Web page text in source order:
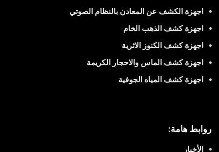
اجهزة الكشف عن المعادن بالنظام الصوتي
اجهزة كشف الذهب الخام
اجهزة كشف الكنوز الاثرية
اجهزة كشف الماس والاحجار الكريمة
اجهزة كشف المياه الجوفية
روابط هامة:
الأخبار